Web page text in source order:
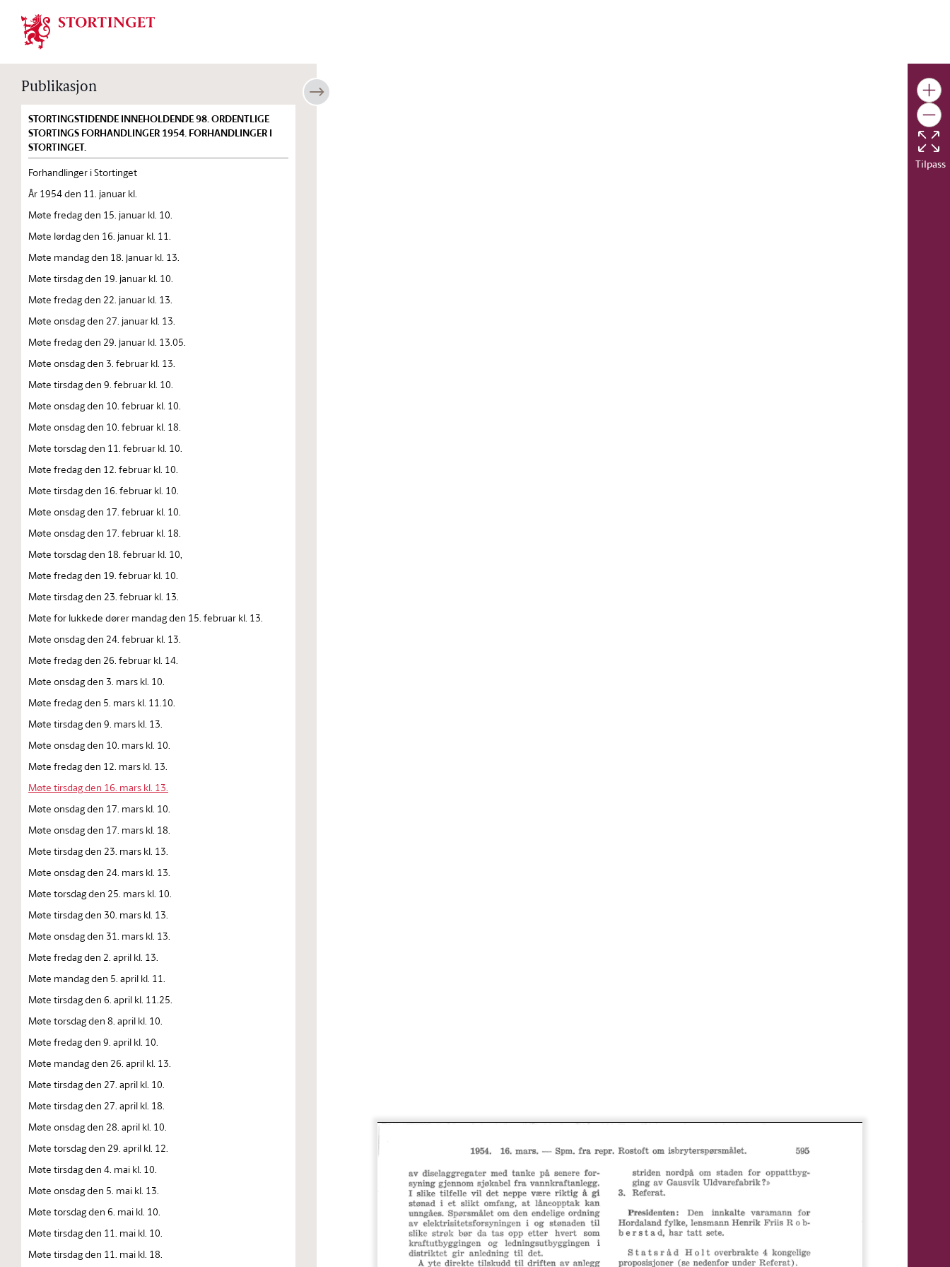
Stortinget.no
Publikasjon
STORTINGSTIDENDE INNEHOLDENDE 98. ORDENTLIGE
STORTINGS FORHANDLINGER 1954. FORHANDLINGER I
STORTINGET.
Forhandlinger i Stortinget
År 1954 den 11. januar kl.
Møte fredag den 15. januar kl. 10.
Møte lørdag den 16. januar kl. 11.
Møte mandag den 18. januar kl. 13.
Møte tirsdag den 19. januar kl. 10.
Møte fredag den 22. januar kl. 13.
Møte onsdag den 27. januar kl. 13.
Møte fredag den 29. januar kl. 13.05.
Møte onsdag den 3. februar kl. 13.
Møte tirsdag den 9. februar kl. 10.
Møte onsdag den 10. februar kl. 10.
Møte onsdag den 10. februar kl. 18.
Møte torsdag den 11. februar kl. 10.
Møte fredag den 12. februar kl. 10.
Møte tirsdag den 16. februar kl. 10.
Møte onsdag den 17. februar kl. 10.
Møte onsdag den 17. februar kl. 18.
Møte torsdag den 18. februar kl. 10,
Møte fredag den 19. februar kl. 10.
Møte tirsdag den 23. februar kl. 13.
Møte for lukkede dører mandag den 15. februar kl. 13.
Møte onsdag den 24. februar kl. 13.
Møte fredag den 26. februar kl. 14.
Møte onsdag den 3. mars kl. 10.
Møte fredag den 5. mars kl. 11.10.
Møte tirsdag den 9. mars kl. 13.
Møte onsdag den 10. mars kl. 10.
Møte fredag den 12. mars kl. 13.
Møte tirsdag den 16. mars kl. 13.
Møte onsdag den 17. mars kl. 10.
Møte onsdag den 17. mars kl. 18.
Møte tirsdag den 23. mars kl. 13.
Møte onsdag den 24. mars kl. 13.
Møte torsdag den 25. mars kl. 10.
Møte tirsdag den 30. mars kl. 13.
Møte onsdag den 31. mars kl. 13.
Møte fredag den 2. april kl. 13.
Møte mandag den 5. april kl. 11.
Møte tirsdag den 6. april kl. 11.25.
Møte torsdag den 8. april kl. 10.
Møte fredag den 9. april kl. 10.
Møte mandag den 26. april kl. 13.
Møte tirsdag den 27. april kl. 10.
Møte tirsdag den 27. april kl. 18.
Møte onsdag den 28. april kl. 10.
Møte torsdag den 29. april kl. 12.
Møte tirsdag den 4. mai kl. 10.
Møte onsdag den 5. mai kl. 13.
Møte torsdag den 6. mai kl. 10.
Møte tirsdag den 11. mai kl. 10.
Møte tirsdag den 11. mai kl. 18.